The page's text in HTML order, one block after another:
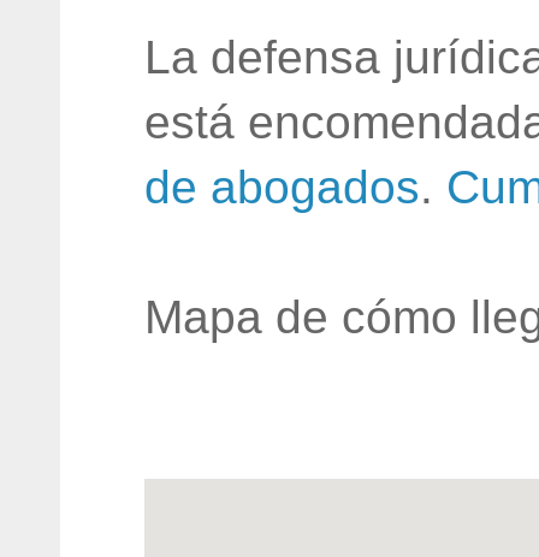
La defensa
está
de abogados.
Mapa de cómo